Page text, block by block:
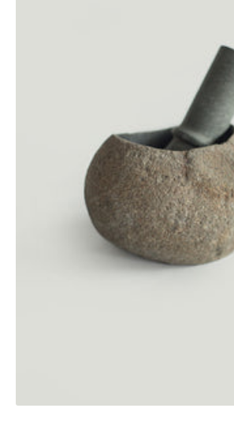
Atidaryti
pagrindinę
mediją
galerijos
rodinyje